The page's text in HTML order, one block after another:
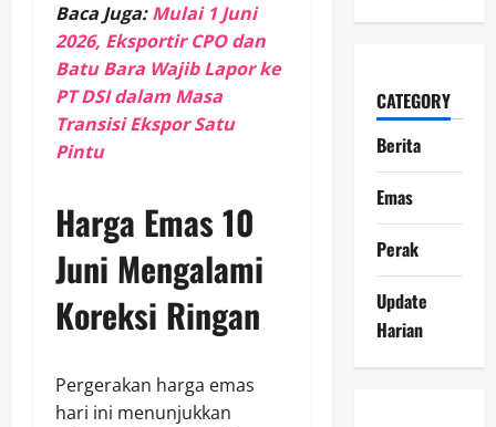
Baca Juga:Mulai 1 Juni
2026, Eksportir CPO dan
Batu Bara Wajib Lapor ke
PT DSI dalam Masa
Transisi Ekspor Satu
Pintu
Harga Emas 10
Juni Mengalami
Koreksi Ringan
Pergerakan harga emas
hari ini menunjukkan
CATEGORY
Berita
Emas
Perak
Update
Harian